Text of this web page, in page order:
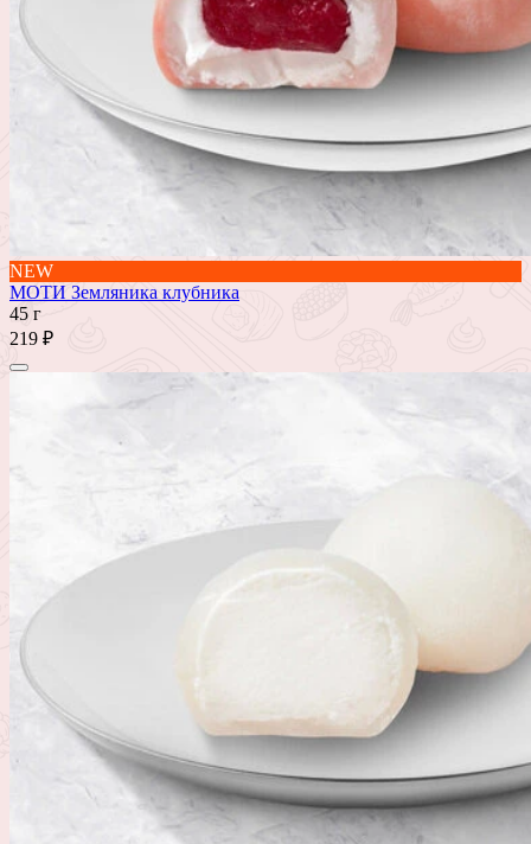
NEW
МОТИ Земляника клубника
45 г
219 ₽